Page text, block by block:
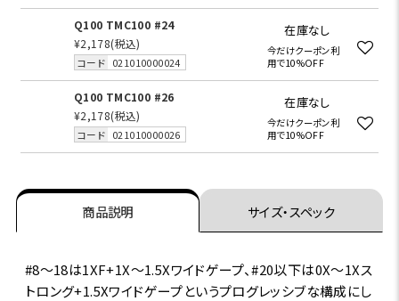
Q100 TMC100 #24
¥2,178(税込)
コード 021010000024
在庫なし
今だけクーポン利
用で10%OFF
Q100 TMC100 #26
¥2,178(税込)
コード 021010000026
在庫なし
今だけクーポン利
用で10%OFF
商品説明 サイズ・スペック
#8～18は1XF+1X～1.5Xワイドゲープ、#20以下は0X～1Xス
トロング+1.5Xワイドゲープというプログレッシブな構成にし